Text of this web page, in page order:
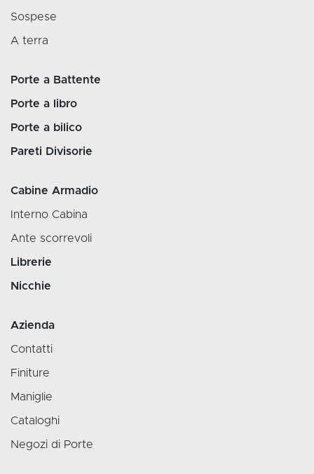
Sospese
A terra
Porte a Battente
Porte a libro
Porte a bilico
Pareti Divisorie
Cabine Armadio
Interno Cabina
Ante scorrevoli
Librerie
Nicchie
Azienda
Contatti
Finiture
Maniglie
Cataloghi
Negozi di Porte